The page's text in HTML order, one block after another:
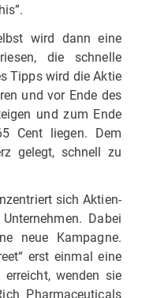
wird dann eine
die schnelle
Tipps wird die Aktie
und vor Ende des
und zum Ende
Cent liegen. Dem
gelegt, schnell zu
sich Aktien-
Dabei
neue Kampagne.
erst einmal eine
wenden sie
Pharmaceuticals